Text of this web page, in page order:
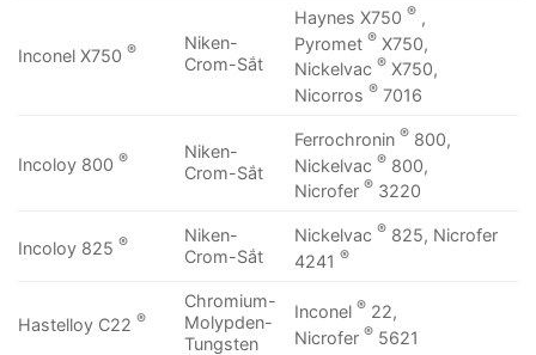
Inconel X750 ®
Niken-
Crom-Sắt
Haynes X750® ,
Pyromet® X750,
Nickelvac® X750,
Nicorros® 7016
Incoloy 800 ®
Niken-
Crom-Sắt
Ferrochronin® 800,
Nickelvac® 800,
Nicrofer® 3220
Incoloy 825 ®
Niken-
Crom-Sắt
Nickelvac® 825, Nicrofer
4241®
Hastelloy C22 ®
Chromium-
Molypden-
Tungsten
Inconel® 22,
Nicrofer® 5621